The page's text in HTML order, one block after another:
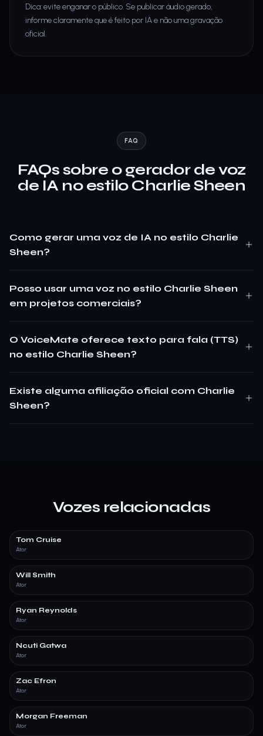
Dica: evite enganar o público. Se publicar áudio gerado,
informe claramente que é feito por IA e não uma gravação
oficial.
FAQ
FAQs sobre o gerador de voz
de IA no estilo Charlie Sheen
Como gerar uma voz de IA no estilo Charlie
Sheen?
Posso usar uma voz no estilo Charlie Sheen
em projetos comerciais?
O VoiceMate oferece texto para fala (TTS)
no estilo Charlie Sheen?
Existe alguma afiliação oficial com Charlie
Sheen?
Vozes relacionadas
Tom Cruise
Ator
Will Smith
Ator
Ryan Reynolds
Ator
Ncuti Gatwa
Ator
Zac Efron
Ator
Morgan Freeman
Ator